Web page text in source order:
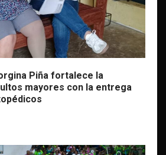
Piña fortalece la
mayores con la entrega